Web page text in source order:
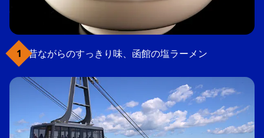
昔ながらのすっきり味、函館の塩ラーメン